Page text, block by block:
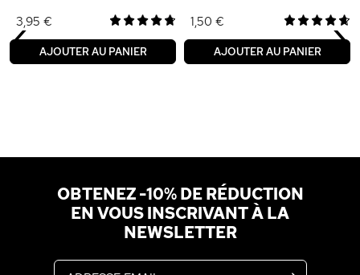
3,95 €
AJOUTER AU PANIER
1,50 €
AJOUTER AU PANIER
‹ ›
OBTENEZ -10% DE RÉDUCTION
EN VOUS INSCRIVANT À LA
NEWSLETTER